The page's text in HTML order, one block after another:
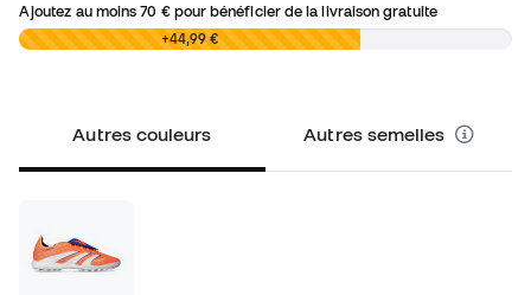
Ajoutez au moins70 €pour bénéficier de la livraison gratuite
0,00 € +44,99 €
Autres couleurs Autres semelles